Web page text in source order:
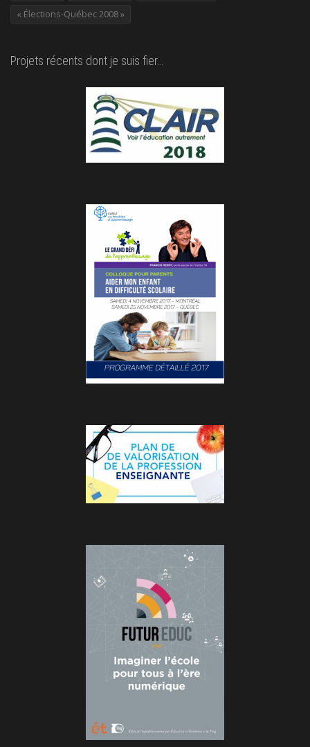
« Élections-Québec 2008 »
Projets récents dont je suis fier…